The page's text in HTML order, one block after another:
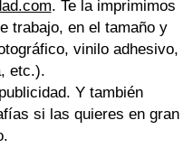
. Te la imprimimos
trabajo, en el tamaño y
vinilo adhesivo,
etc.).
Y también
si las quieres en gran